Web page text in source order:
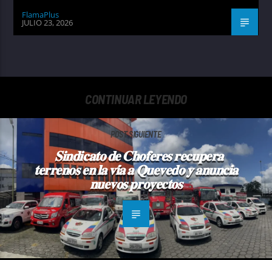
FlamaPlus
JULIO 23, 2026
CONTINUAR LEYENDO
POST SIGUIENTE
𝐒𝐢𝐧𝐝𝐢𝐜𝐚𝐭𝐨 𝐝𝐞 𝐂𝐡𝐨𝐟𝐞𝐫𝐞𝐬 𝐫𝐞𝐜𝐮𝐩𝐞𝐫𝐚
𝐭𝐞𝐫𝐫𝐞𝐧𝐨𝐬 𝐞𝐧 𝐥𝐚 𝐯𝐢́𝐚 𝐚 𝐐𝐮𝐞𝐯𝐞𝐝𝐨 𝐲 𝐚𝐧𝐮𝐧𝐜𝐢𝐚
𝐧𝐮𝐞𝐯𝐨𝐬 𝐩𝐫𝐨𝐲𝐞𝐜𝐭𝐨𝐬